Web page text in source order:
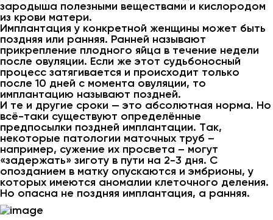
зародыша полезными веществами и кислородом
из крови матери.
Имплантация у конкретной женщины может быть
поздняя или ранняя. Ранней называют
прикрепление плодного яйца в течение недели
после овуляции. Если же этот судьбоносный
процесс затягивается и происходит только
после 10 дней с момента овуляции, то
имплантацию называют поздней.
И те и другие сроки — это абсолютная норма. Но
всё-таки существуют определённые
предпосылки поздней имплантации. Так,
некоторые патологии маточных труб –
например, сужение их просвета – могут
«задержать» зиготу в пути на 2-3 дня. С
опозданием в матку опускаются и эмбрионы, у
которых имеются аномалии клеточного деления.
Но опасна не поздняя имплантация, а ранняя.